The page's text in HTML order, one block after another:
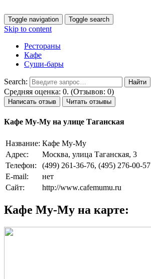
Toggle navigation Toggle search
Skip to content
Рестораны
Кафе
Суши-бары
Search:
Средняя оценка: 0. (Отзывов: 0)
Написать отзыв Читать отзывы
Кафе Му-Му на улице Таганская
Название: Кафе Му-Му
Адрес:
Москва, улица Таганская, 3
Телефон:
(499) 261-36-76, (495) 276-00-57
E-mail:
нет
Сайт:
http://www.cafemumu.ru
Кафе Му-Му на карте: